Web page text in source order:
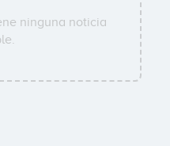
ninguna noticia